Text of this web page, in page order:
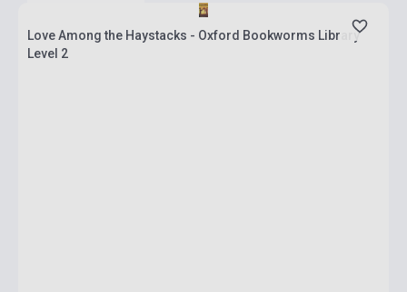
Love Among the Haystacks - Oxford Bookworms Library
Level 2